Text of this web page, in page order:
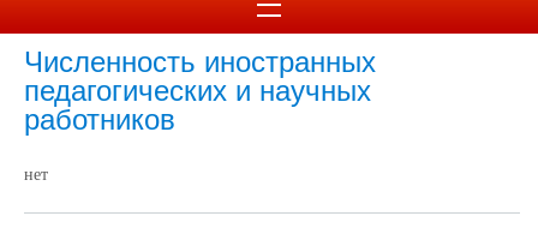
Численность иностранных
педагогических и научных
работников
нет